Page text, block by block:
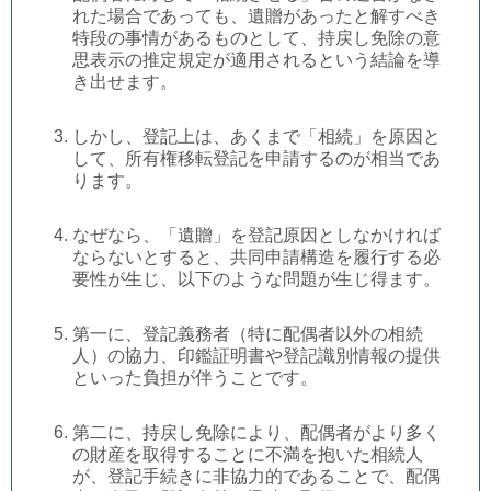
れた場合であっても、遺贈があったと解すべき
特段の事情があるものとして、持戻し免除の意
思表示の推定規定が適用されるという結論を導
き出せます。
しかし、登記上は、あくまで「相続」を原因と
して、所有権移転登記を申請するのが相当であ
ります。
なぜなら、「遺贈」を登記原因としなかければ
ならないとすると、共同申請構造を履行する必
要性が生じ、以下のような問題が生じ得ます。
第一に、登記義務者（特に配偶者以外の相続
人）の協力、印鑑証明書や登記識別情報の提供
といった負担が伴うことです。
第二に、持戻し免除により、配偶者がより多く
の財産を取得することに不満を抱いた相続人
が、登記手続きに非協力的であることで、配偶